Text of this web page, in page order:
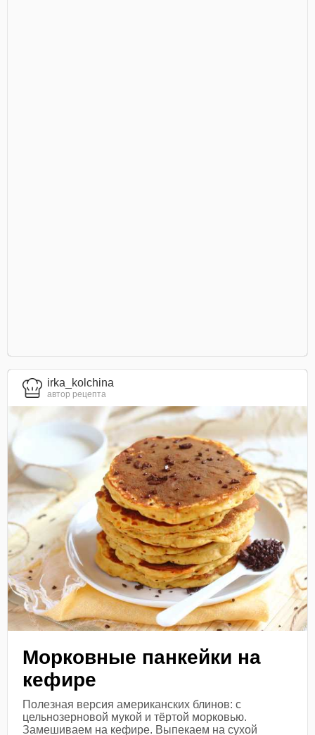
irka_kolchina
автор рецепта
Морковные панкейки на
кефире
Полезная версия американских блинов: с
цельнозерновой мукой и тёртой морковью.
Замешиваем на кефире. Выпекаем на сухой